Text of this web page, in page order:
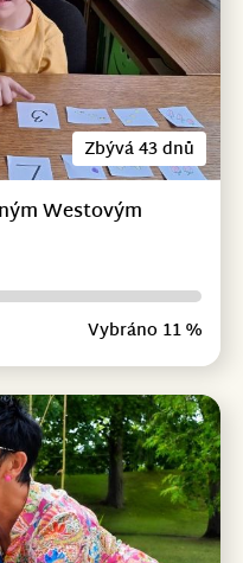
Zbývá 43 dnů
Westovým
Vybráno 11 %